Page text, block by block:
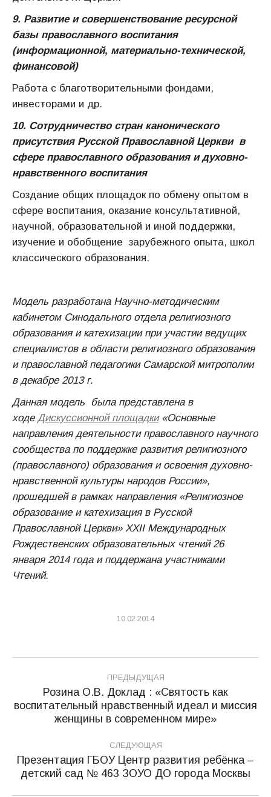
9. Развитие и совершенствование ресурсной
базы православного воспитания
(информационной, материально-технической,
финансовой)
Работа с благотворительными фондами,
инвесторами и др.
10. Сотрудничество стран канонического
присутствия Русской Православной Церкви в
сфере православного образования и духовно-
нравственного воспитания
Создание общих площадок по обмену опытом в
сфере воспитания, оказание консультативной,
научной, образовательной и иной поддержки,
изучение и обобщение зарубежного опыта, школ
классического образования.
Модель разработана Научно-методическим
кабинетом Синодального отдела религиозного
образования и катехизации при участии ведущих
специалистов в области религиозного образования
и православной педагогики Самарской митрополии
в декабре 2013 г.
Данная модель была представлена в
ходе Дискуссионной площадки«Основные
направления деятельности православного научного
сообщества по поддержке развития религиозного
(православного) образования и освоения духовно-
нравственной культуры народов России»,
прошедшей в рамках направления «Религиозное
образование и катехизация в Русской
Православной Церкви» XXII Международных
Рождественских образовательных чтений 26
января 2014 года и поддержана участниками
Чтений.
10.02.2014
Навигация
записям
ПРЕДЫДУЩАЯ
Предыдущая
запись:
Розина О.В. Доклад : «Святость как
воспитательный нравственный идеал и миссия
женщины в современном мире»
СЛЕДУЮЩАЯ
Следующая
запись:
Презентация ГБОУ Центр развития ребёнка –
детский сад № 463 ЗОУО ДО города Москвы